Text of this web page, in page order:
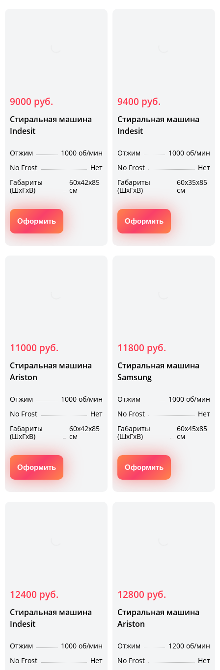
9000 руб.
Стиральная машина
Indesit
Отжим
1000 об/мин
No Frost
Нет
Габариты
(ШхГхВ)
60х42х85
см
Оформить
9400 руб.
Стиральная машина
Indesit
Отжим
1000 об/мин
No Frost
Нет
Габариты
(ШхГхВ)
60х35х85
см
Оформить
11000 руб.
Стиральная машина
Ariston
Отжим
1000 об/мин
No Frost
Нет
Габариты
(ШхГхВ)
60х42х85
см
Оформить
11800 руб.
Стиральная машина
Samsung
Отжим
1000 об/мин
No Frost
Нет
Габариты
(ШхГхВ)
60х45х85
см
Оформить
12400 руб.
Стиральная машина
Indesit
Отжим
1000 об/мин
No Frost
Нет
12800 руб.
Стиральная машина
Ariston
Отжим
1200 об/мин
No Frost
Нет